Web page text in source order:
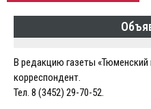
В редакцию газеты «Тюменский
корреспондент.
Тел. 8 (3452) 29-70-52.